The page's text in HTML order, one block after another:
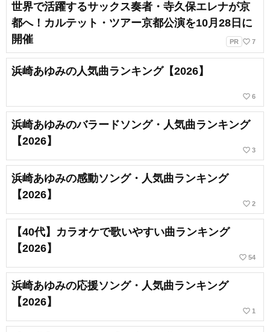
世界で活躍するサックス奏者・寺久保エレナが京
都へ！カルテット・ツアー京都公演を10月28日に
開催
PR favorite_border 7
浜崎あゆみの人気曲ランキング【2026】
favorite_border 6
浜崎あゆみのバラードソング・人気曲ランキング
【2026】
favorite_border 3
浜崎あゆみの感動ソング・人気曲ランキング
【2026】
favorite_border 2
【40代】カラオケで歌いやすい曲ランキング
【2026】
favorite_border 54
浜崎あゆみの応援ソング・人気曲ランキング
【2026】
favorite_border 1